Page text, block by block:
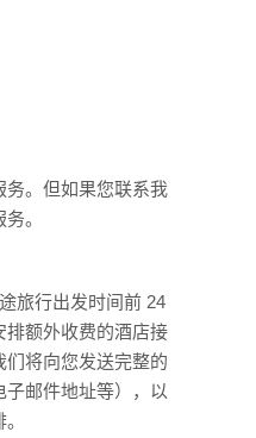
务。但如果您联系我
。
旅行出发时间前 24
排额外收费的酒店接
们将向您发送完整的
邮件地址等），以